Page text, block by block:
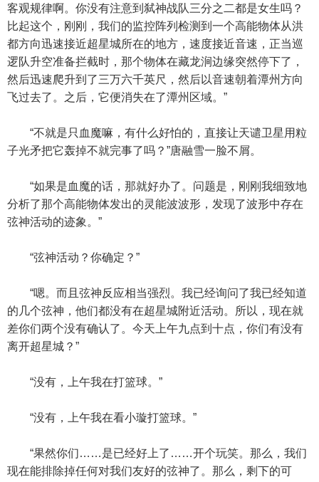
客观规律啊。你没有注意到弑神战队三分之二都是女生吗？
比起这个，刚刚，我们的监控阵列检测到一个高能物体从洪
都方向迅速接近超星城所在的地方，速度接近音速，正当巡
逻队升空准备拦截时，那个物体在藏龙涧边缘突然停下了，
然后迅速爬升到了三万六千英尺，然后以音速朝着潭州方向
飞过去了。之后，它便消失在了潭州区域。”
“不就是只血魔嘛，有什么好怕的，直接让天谴卫星用粒
子光矛把它轰掉不就完事了吗？”唐融雪一脸不屑。
“如果是血魔的话，那就好办了。问题是，刚刚我细致地
分析了那个高能物体发出的灵能波波形，发现了波形中存在
弦神活动的迹象。”
“弦神活动？你确定？”
“嗯。而且弦神反应相当强烈。我已经询问了我已经知道
的几个弦神，他们都没有在超星城附近活动。所以，现在就
差你们两个没有确认了。今天上午九点到十点，你们有没有
离开超星城？”
“没有，上午我在打篮球。”
“没有，上午我在看小璇打篮球。”
“果然你们……是已经好上了……开个玩笑。那么，我们
现在能排除掉任何对我们友好的弦神了。那么，剩下的可